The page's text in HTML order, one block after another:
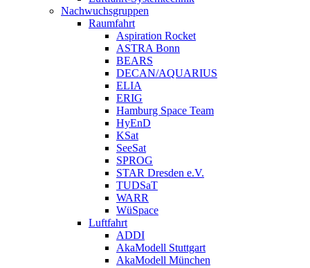
Nachwuchsgruppen
Raumfahrt
Aspiration Rocket
ASTRA Bonn
BEARS
DECAN/AQUARIUS
ELIA
ERIG
Hamburg Space Team
HyEnD
KSat
SeeSat
SPROG
STAR Dresden e.V.
TUDSaT
WARR
WüSpace
Luftfahrt
ADDI
AkaModell Stuttgart
AkaModell München